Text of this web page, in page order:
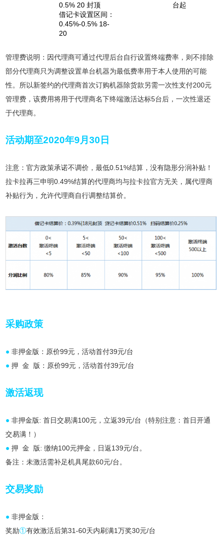
0.5% 20 封顶
借记卡设置区间：
0.45%-0.5% 18-
20
台起
管理费说明：因代理商可通过代理后台自行设置终端费率，则不排除
部分代理商只为调整设置单台机器为最低费率用于本人使用的可能
性。所以新签约的代理商首次订购机器除货款另需一次性支付200元
管理费，该费用将用于代理商名下终端激活达标5台后，一次性退还
于代理商。
活动期至2020年9月30日
注意：官方政策承诺不调价，最低0.51%结算，没有隐形分润补贴！
拉卡拉再三申明0.49%结算的代理商均与拉卡拉官方无关，属代理商
补贴行为，允许代理商自行调整结算价。
采购政策
● 非押金版：原价99元，活动首付39元/台
● 押 金 版：原价99元，活动首付39元/台
激活返现
● 非押金版: 首日交易满100元，立返39元/台（特别注意：首日开通
交易满！）
● 押 金 版: 缴纳100元押金，日返139元/台。
备注：未激活需补足机具尾款60元/台。
交易奖励
● 非押金版：
奖励①有效激活后第31-60天内刷满1万奖30元/台